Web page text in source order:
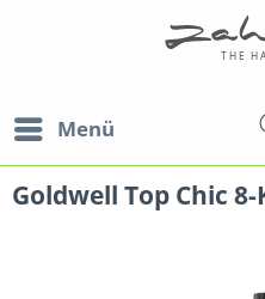
Menü
Goldwell Top Chic